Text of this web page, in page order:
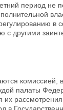
период не
в
с другими
комиссией, в
палаты